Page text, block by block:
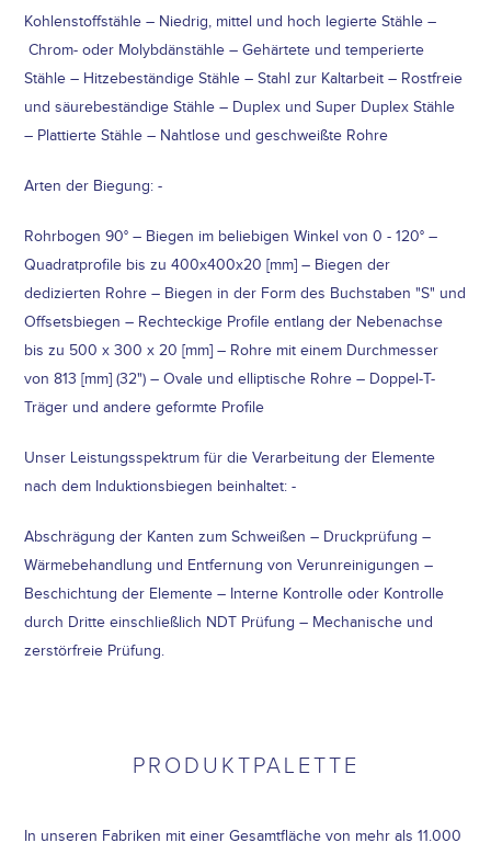
Kohlenstoffstähle – Niedrig, mittel und hoch legierte Stähle –
Chrom- oder Molybdänstähle – Gehärtete und temperierte
Stähle – Hitzebeständige Stähle – Stahl zur Kaltarbeit – Rostfreie
und säurebeständige Stähle – Duplex und Super Duplex Stähle
– Plattierte Stähle – Nahtlose und geschweißte Rohre
Arten der Biegung: -
Rohrbogen 90° – Biegen im beliebigen Winkel von 0 - 120° –
Quadratprofile bis zu 400x400x20 [mm] – Biegen der
dedizierten Rohre – Biegen in der Form des Buchstaben "S" und
Offsetsbiegen – Rechteckige Profile entlang der Nebenachse
bis zu 500 x 300 x 20 [mm] – Rohre mit einem Durchmesser
von 813 [mm] (32") – Ovale und elliptische Rohre – Doppel-T-
Träger und andere geformte Profile
Unser Leistungsspektrum für die Verarbeitung der Elemente
nach dem Induktionsbiegen beinhaltet: -
Abschrägung der Kanten zum Schweißen – Druckprüfung –
Wärmebehandlung und Entfernung von Verunreinigungen –
Beschichtung der Elemente – Interne Kontrolle oder Kontrolle
durch Dritte einschließlich NDT Prüfung – Mechanische und
zerstörfreie Prüfung.
PRODUKTPALETTE
In unseren Fabriken mit einer Gesamtfläche von mehr als 11.000